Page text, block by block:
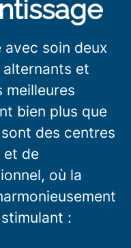
avec soin deux
et
meilleures
bien plus que
des centres
et de
où la
: